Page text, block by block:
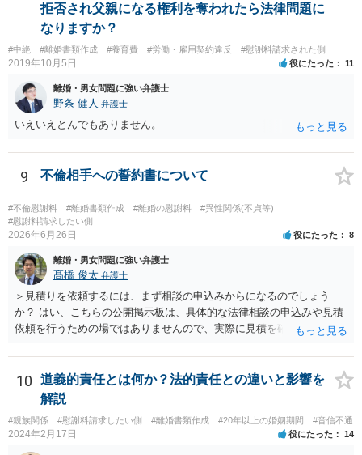
拒否され父親になる権利を奪われたら法律問題に
なりますか？
#中絶 #離婚書類作成 #養育費 #労働・雇用契約違反 #慰謝料請求された側
2019年10月5日 役にたった 11
離婚・男女問題に強い弁護士
野条 健人 弁護士
いえいえとんでもありません。
9 不倫相手への誓約書について
#不倫慰謝料 #離婚書類作成 #離婚の慰謝料
#異性関係(不貞等)
#慰謝料請求したい側
2026年6月26日 役にたった 8
離婚・男女問題に強い弁護士
髙橋 俊太 弁護士
＞見積りを依頼するには、まず相談の申込みからになるのでしょう
か？ はい、こちらの公開掲示板は、具体的な法律相談の申込みや見積
依頼を行うための場ではありませんので、実際に見積を確認されたい
わせをしていただく必要があります。
10
道義的責任とは何か？法的責任との違いと影響を
解説
#親族関係 #慰謝料請求したい側 #離婚書類作成 #20年以上の婚姻期間 #音信不通
2024年2月17日 役にたった 14